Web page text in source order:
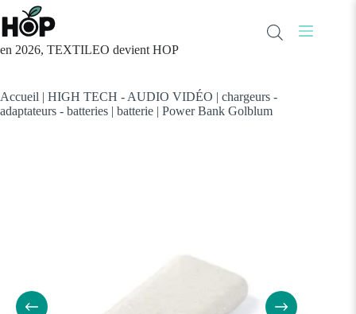
Passer
au
contenu
en 2026, TEXTILEO devient HOP
Accueil | HIGH TECH - AUDIO VIDÉO | chargeurs -
adaptateurs - batteries | batterie | Power Bank Golblum